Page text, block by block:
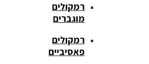
רמקולים
מוגברים
רמקולים
פאסיביים